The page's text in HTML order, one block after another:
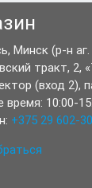
Минск(р-н аг.
тракт, 2,
(вход 2),
время: 10:00-
+375 29 602-